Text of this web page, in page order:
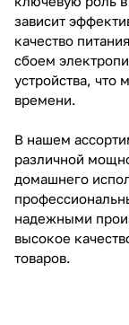
зависит
качество
сбоем
устройства, что
времени.
В нашем
различной
домашнего
надежными
высокое
товаров.